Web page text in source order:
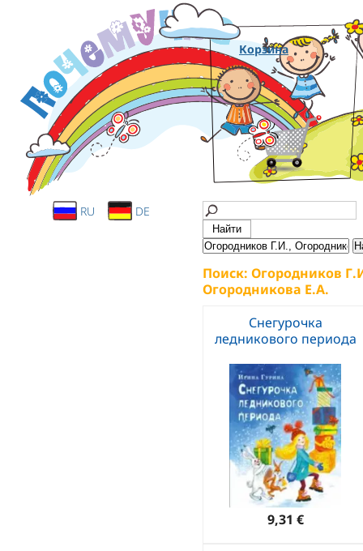
Корзина
RU DE
Поиск: Огородников
Огородникова Е.А.
Снегурочка
ледникового периода
9,31 €